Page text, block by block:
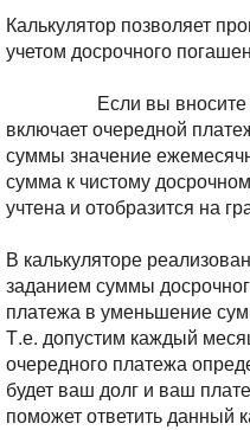
Калькулятор позволяет
учетом досрочного
Если вы вносите
включает очередной
суммы значение
сумма к чистому
учтена и отобразится на
В калькуляторе
заданием суммы
платежа в уменьшение
Т.е. допустим каждый
очередного платежа
будет ваш долг и ваш
поможет ответить данный